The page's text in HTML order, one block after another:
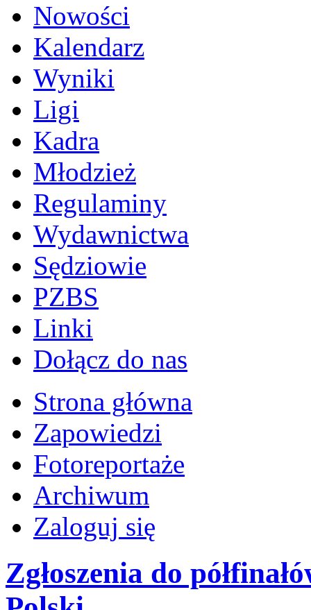
Nowości
Kalendarz
Wyniki
Ligi
Kadra
Młodzież
Regulaminy
Wydawnictwa
Sędziowie
PZBS
Linki
Dołącz do nas
Strona główna
Zapowiedzi
Fotoreportaże
Archiwum
Zaloguj się
Zgłoszenia do